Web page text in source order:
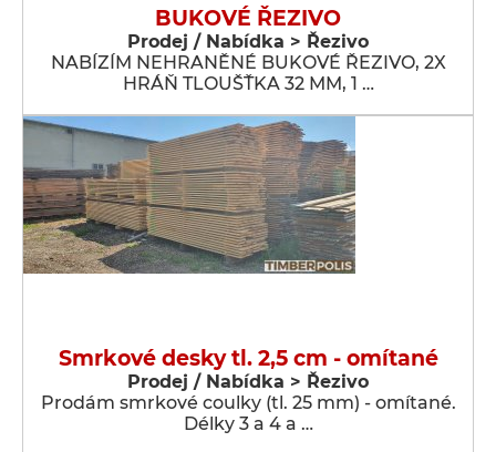
BUKOVÉ ŘEZIVO
Prodej / Nabídka > Řezivo
NABÍZÍM NEHRANĚNÉ BUKOVÉ ŘEZIVO, 2X
HRÁŇ TLOUŠŤKA 32 MM, 1 …
Smrkové desky tl. 2,5 cm - omítané
Prodej / Nabídka > Řezivo
Prodám smrkové coulky (tl. 25 mm) - omítané.
Délky 3 a 4 a …